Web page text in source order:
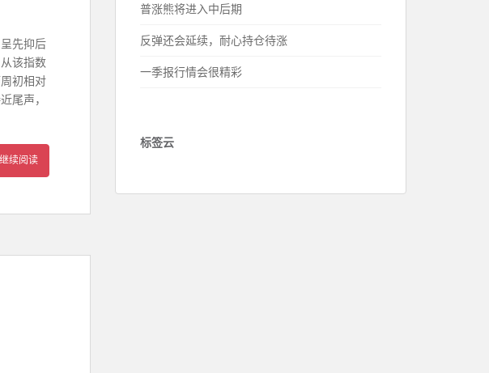
先抑后
该指数
初相对
尾声，
继续阅读
普涨熊将进入中后期
反弹还会延续，耐心持仓待涨
一季报行情会很精彩
标签云